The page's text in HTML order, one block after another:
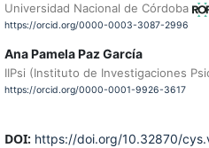
Universidad Nacional de Córdoba
https://orcid.org/0000-0003-3087-2996
Ana Pamela Paz García
IIPsi (Instituto de Investigaciones
https://orcid.org/0000-0001-9926-3617
DOI: https://doi.org/10.32870/